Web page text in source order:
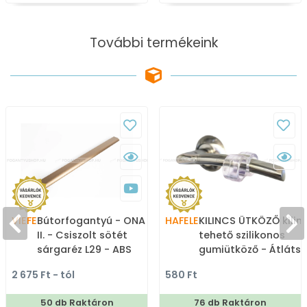
gombfogantyú
További termékeink
VIEFEBútorfogantyú - ONA 19 7
II. - Csiszolt sötét
sárgaréz L29 - ABS
élére ültethető színes
fém fogantyú
2 675 Ft - tól
50 db Raktáron
HAFELEKILINCS ÜTKÖZŐ
tehető szilikonos
gumiütköző -
ajtókitámasztó
580 Ft
76 db Raktáron